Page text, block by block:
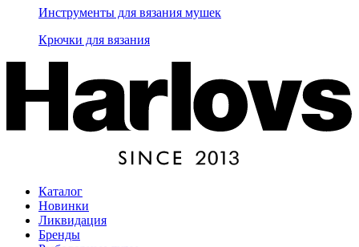
Инструменты для вязания мушек
Крючки для вязания
Каталог
Новинки
Ликвидация
Бренды